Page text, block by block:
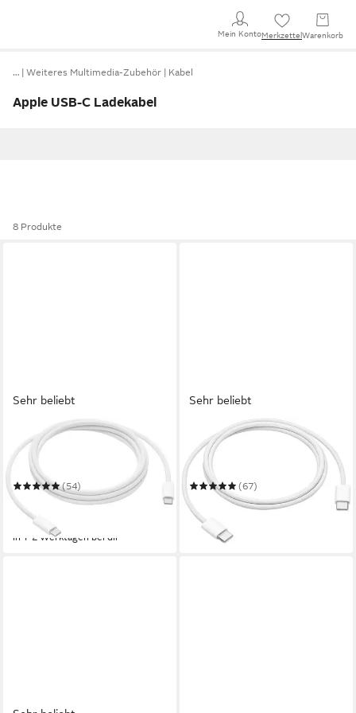
Mein KontoMerkzettel Warenkorb
… Weiteres Multimedia-Zubehör Kabel
Apple USB-C Ladekabel
8 Produkte
Sehr beliebt
APPLE
240W USB-C (2m) Ladekabel
(54)
27,90 € UVP35,00 €
-20%
in 1-2 Werktagen bei dir
Sehr beliebt
APPLE
60W USB‑C Ladekabel (1 m)
USB-Kabel
(67)
22,81 €
lieferbar in 2 Wochen